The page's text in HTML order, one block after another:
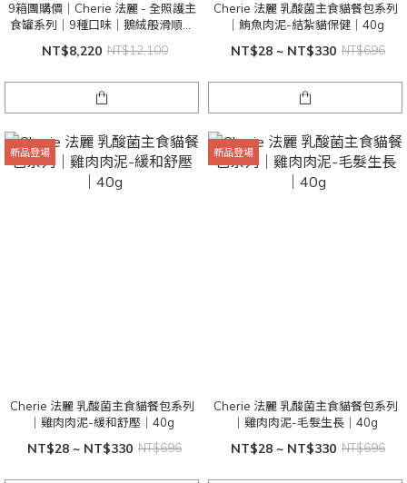
9箱團購價｜Cherie 法麗 - 全照護主
食罐系列｜9種口味｜鵝絨般滑順口
感｜80g x24 ｜任選9箱
NT$8,220 NT$12,100
Cherie 法麗 乳酸菌主食貓餐包系列
｜鮪魚肉泥-結紮貓保健｜40g
NT$28 ~ NT$330 NT$696
新品登場
Cherie 法麗 乳酸菌主食貓餐包系列
｜雞肉肉泥-緩和舒壓｜40g
NT$28 ~ NT$330 NT$696
新品登場
Cherie 法麗 乳酸菌主食貓餐包系列
｜雞肉肉泥-毛髮生長｜40g
NT$28 ~ NT$330 NT$696